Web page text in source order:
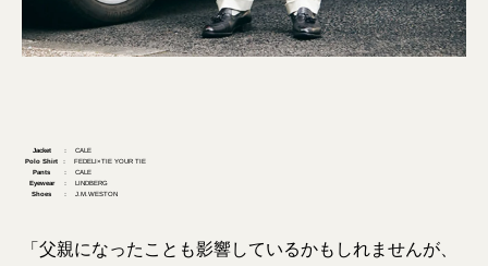
Jacket
： CALE
Polo Shirt
： FEDELI×TIE YOUR TIE
Pants
： CALE
Eyewear
： LINDBERG
Shoes
： J.M.WESTON
「父親になったことも影響しているかもしれませんが、